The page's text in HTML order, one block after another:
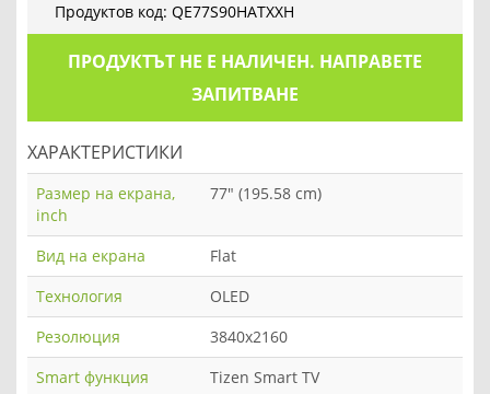
Продуктов код: QE77S90HATXXH
ПРОДУКТЪТ НЕ Е НАЛИЧЕН. НАПРАВЕТЕ
ЗАПИТВАНЕ
ХАРАКТЕРИСТИКИ
Размер на екрана,
inch
77" (195.58 cm)
Вид на екрана
Flat
Технология
OLED
Резолюция
3840x2160
Smart функция
Tizen Smart TV